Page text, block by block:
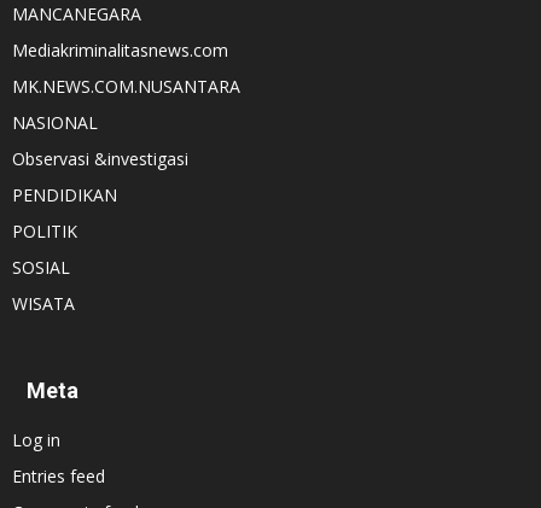
MANCANEGARA
Mediakriminalitasnews.com
MK.NEWS.COM.NUSANTARA
NASIONAL
Observasi &investigasi
PENDIDIKAN
POLITIK
SOSIAL
WISATA
Meta
Log in
Entries feed